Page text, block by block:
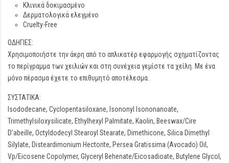
Κλινικά δοκιμασμένο
Δερματολογικά ελεγμένο
Cruelty-Free
ΟΔΗΓΙΕΣ:
Χρησιμοποιήστε την άκρη από το απλικατέρ εφαρμογής σχηματίζοντας
το περίγραμμα των χειλιών και στη συνέχεια γεμίστε τα χείλη. Με ένα
μόνο πέρασμα έχετε το επιθυμητό αποτέλεσμα.
ΣΥΣΤΑΤΙΚΑ:
Isododecane, Cyclopentasiloxane, Isononyl Isononanoate,
Trimethylsiloxysilicate, Ethylhexyl Palmitate, Kaolin, Beeswax/Cire
D'abeille, Octyldodecyl Stearoyl Stearate, Dimethicone, Silica Dimethyl
Silylate, Disteardimonium Hectorite, Persea Gratissima (Avocado) Oil,
Vp/Eicosene Copolymer, Glyceryl Behenate/Eicosadioate, Butylene Glycol,